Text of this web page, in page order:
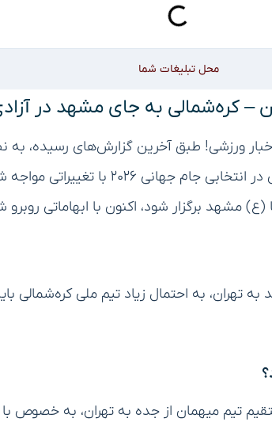
محل تبلیغات شما
– کره‌شمالی به جای مشهد در
ورزشی! طبق آخرین گزارش‌های رسیده،
برگزاری مسابقه تیم ملی ایران و کره‌شمالی در
تهران، به احتمال زیاد تیم ملی کره‌شمالی
تیم میهمان از جده به تهران، به خصوص